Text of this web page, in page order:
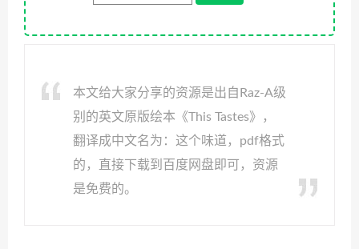
本文给大家分享的资源是出自Raz-A级
别的英文原版绘本《This Tastes》，
翻译成中文名为：这个味道，pdf格式
的，直接下载到百度网盘即可，资源
是免费的。